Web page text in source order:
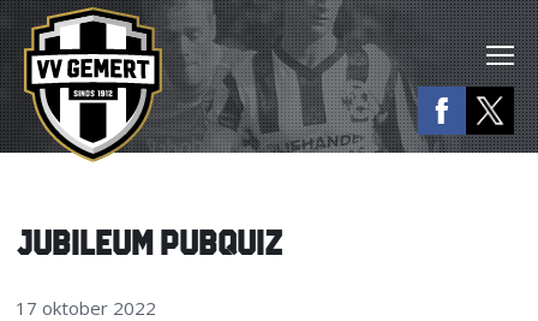
JUBILEUM PUBQUIZ
17 oktober 2022